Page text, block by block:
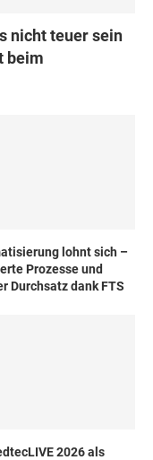
nicht teuer sein
beim
lohnt sich –
Prozesse und
Durchsatz dank FTS
2026 als